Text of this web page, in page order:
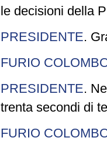
le decisioni della
PRESIDENTE.
FURIO
PRESIDENTE.
trenta secondi di
FURIO